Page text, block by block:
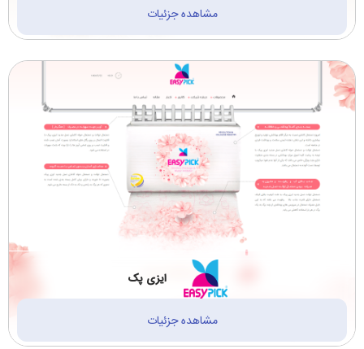
مشاهده جزئیات
ایزی پک
مشاهده جزئیات